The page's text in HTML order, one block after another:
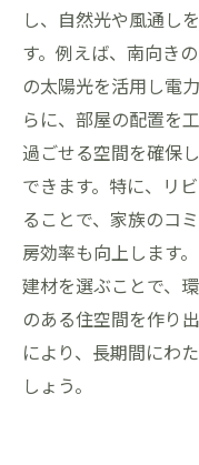
し、自然光や風通し
す。例えば、南向き
の太陽光を活用し電
らに、部屋の配置を
過ごせる空間を確保
できます。特に、リ
ることで、家族のコ
房効率も向上します
建材を選ぶことで、
のある住空間を作り
により、長期間にわ
しょう。